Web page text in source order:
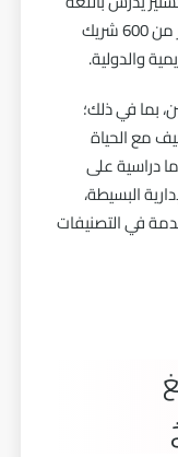
الإنجليزية، إضافة إلى ذلك تتعاون مع أكثر من 600 شريك
والدولية.
بما في ذلك؛
مع الحياة
دراسية على
البسيطة،
في التصنيفات